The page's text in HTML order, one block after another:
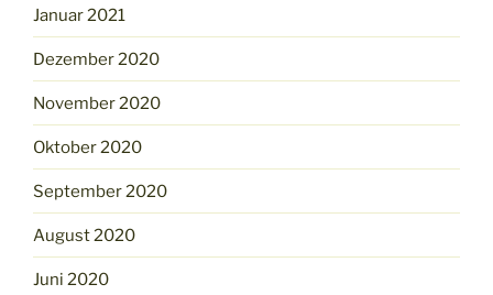
Januar 2021
Dezember 2020
November 2020
Oktober 2020
September 2020
August 2020
Juni 2020